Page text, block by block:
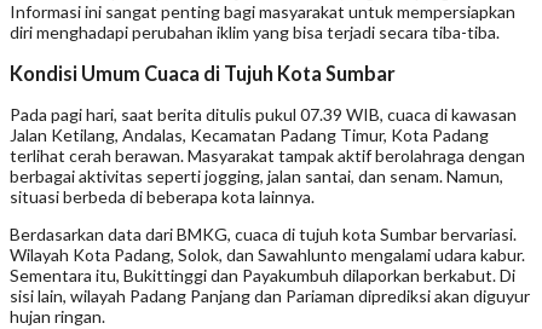
Informasi ini sangat penting bagi masyarakat untuk mempersiapkan
diri menghadapi perubahan iklim yang bisa terjadi secara tiba-tiba.
Kondisi Umum Cuaca di Tujuh Kota Sumbar
Pada pagi hari, saat berita ditulis pukul 07.39 WIB, cuaca di kawasan
Jalan Ketilang, Andalas, Kecamatan Padang Timur, Kota Padang
terlihat cerah berawan. Masyarakat tampak aktif berolahraga dengan
berbagai aktivitas seperti jogging, jalan santai, dan senam. Namun,
situasi berbeda di beberapa kota lainnya.
Berdasarkan data dari BMKG, cuaca di tujuh kota Sumbar bervariasi.
Wilayah Kota Padang, Solok, dan Sawahlunto mengalami udara kabur.
Sementara itu, Bukittinggi dan Payakumbuh dilaporkan berkabut. Di
sisi lain, wilayah Padang Panjang dan Pariaman diprediksi akan diguyur
hujan ringan.